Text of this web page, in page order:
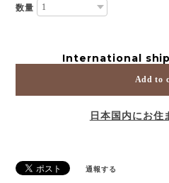
数量
International
Add to
日本国内にお住
通報する